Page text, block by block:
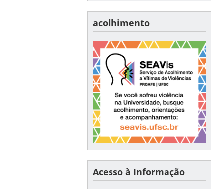
acolhimento
Acesso à Informação